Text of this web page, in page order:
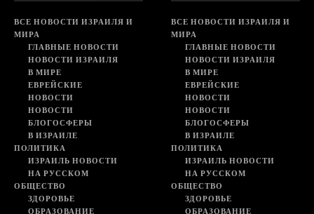
ВСЕ НОВОСТИ ИЗРАИЛЯ И
МИРА
ГЛАВНЫЕ НОВОСТИ
НОВОСТИ ИЗРАИЛЯ
В МИРЕ
ЕВРЕЙСКИЕ
НОВОСТИ
НОВОСТИ
БЛОГОСФЕРЫ
В ИЗРАИЛЕ
ПОЛИТИКА
ИЗРАИЛЬ НОВОСТИ
НА РУССКОМ
ОБЩЕСТВО
ЗДОРОВЬЕ
ОБРАЗОВАНИЕ
ВСЕ НОВОСТИ ИЗРАИЛЯ И
МИРА
ГЛАВНЫЕ НОВОСТИ
НОВОСТИ ИЗРАИЛЯ
В МИРЕ
ЕВРЕЙСКИЕ
НОВОСТИ
НОВОСТИ
БЛОГОСФЕРЫ
В ИЗРАИЛЕ
ПОЛИТИКА
ИЗРАИЛЬ НОВОСТИ
НА РУССКОМ
ОБЩЕСТВО
ЗДОРОВЬЕ
ОБРАЗОВАНИЕ